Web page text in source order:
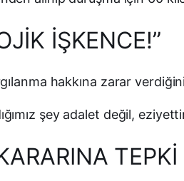
İŞKENCE!”
hakkına zarar
şey adalet değil,
TEPKİ